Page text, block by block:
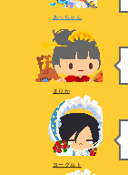
あっちゃん
まりか
ヨーグルト